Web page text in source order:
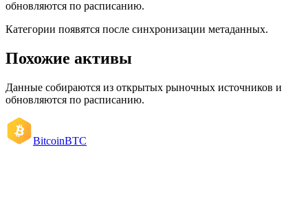
обновляются по расписанию.
Категории появятся после синхронизации метаданных.
Похожие активы
Данные собираются из открытых рыночных источников и
обновляются по расписанию.
BitcoinBTC